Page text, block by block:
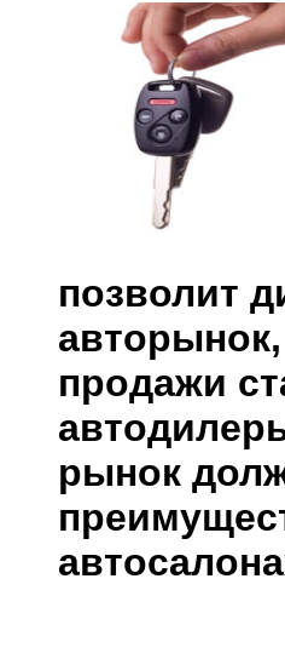
позволит
продажи
рынок